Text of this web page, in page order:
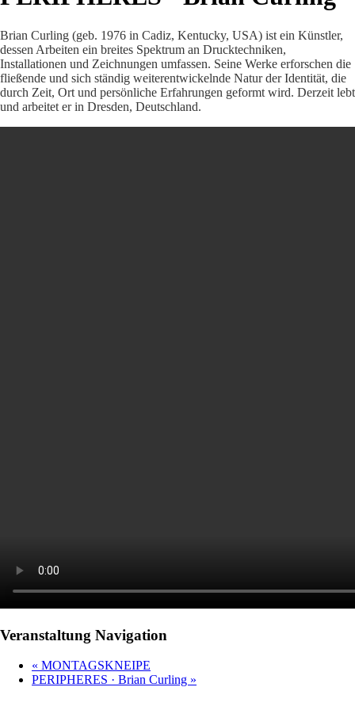
Brian Curling (geb. 1976 in Cadiz, Kentucky, USA) ist ein Künstler,
dessen Arbeiten ein breites Spektrum an Drucktechniken,
Installationen und Zeichnungen umfassen. Seine Werke erforschen die
fließende und sich ständig weiterentwickelnde Natur der Identität, die
durch Zeit, Ort und persönliche Erfahrungen geformt wird. Derzeit lebt
und arbeitet er in Dresden, Deutschland.
Veranstaltung Navigation
« MONTAGSKNEIPE
PERIPHERES · Brian Curling »